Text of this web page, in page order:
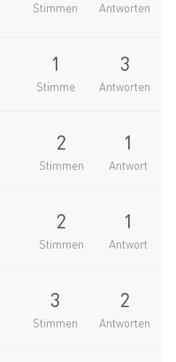
Stimmen Antworten
1
Stimme
3
Antworten
2
Stimmen
1
Antwort
2
Stimmen
1
Antwort
3
Stimmen
2
Antworten